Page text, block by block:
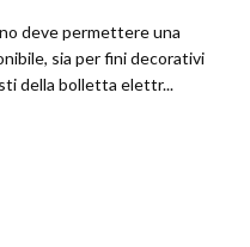
deve permettere una
sia per fini decorativi
della bolletta elettr...